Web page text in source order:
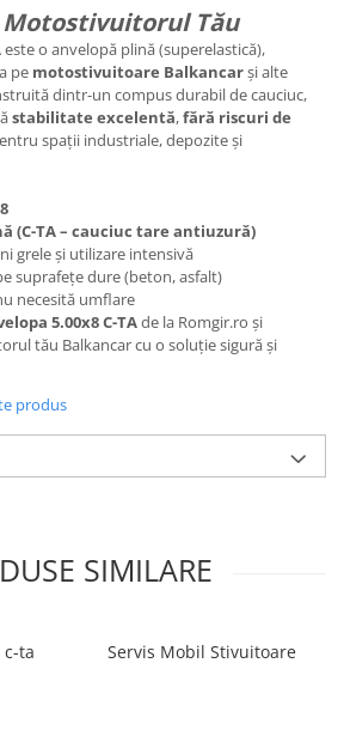
Tău
este o anvelopă plină (superelastică),
pe motostivuitoare Balkancarși alte
dintr-un compus durabil de cauciuc,
stabilitate excelentă,fără riscuri de
spații industriale, depozite și
(C-TA – cauciuc tare antiuzură)
grele și utilizare intensivă
suprafețe dure (beton, asfalt)
necesită umflare
5.00x8 C-TAde la Romgir.ro și
tău Balkancar cu o soluție sigură și
produs
SIMILARE
c-ta
Servis Mobil Stivuitoare